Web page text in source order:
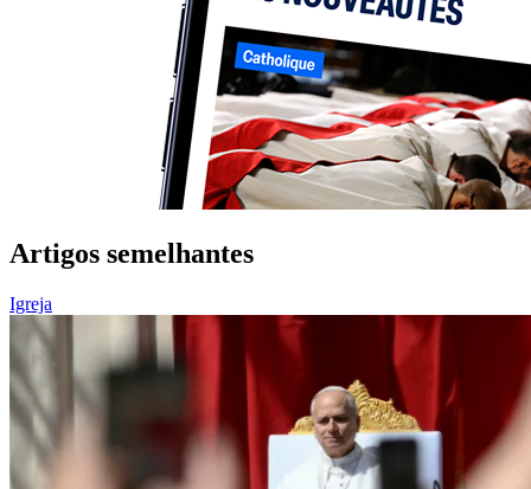
Artigos semelhantes
Igreja